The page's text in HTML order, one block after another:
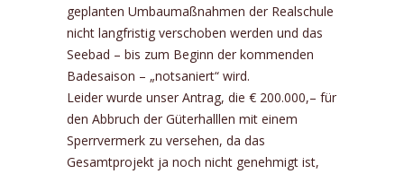
geplanten Umbaumaßnahmen der Realschule
nicht langfristig verschoben werden und das
Seebad – bis zum Beginn der kommenden
Badesaison – „notsaniert“ wird.
Leider wurde unser Antrag, die € 200.000,– für
den Abbruch der Güterhalllen mit einem
Sperrvermerk zu versehen, da das
Gesamtprojekt ja noch nicht genehmigt ist,